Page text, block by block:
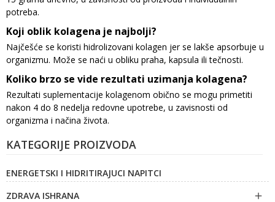
KATEGORIJE PROIZVODA
ENERGETSKI I HIDRITIRAJUCI NAPITCI
ZDRAVA ISHRANA

potreba.
Koji oblik kolagena je najbolji?
Najčešće se koristi hidrolizovani kolagen jer se lakše apsorbuje u
organizmu. Može se naći u obliku praha, kapsula ili tečnosti.
Koliko brzo se vide rezultati uzimanja kolagena?
Rezultati suplementacije kolagenom obično se mogu primetiti
nakon 4 do 8 nedelja redovne upotrebe, u zavisnosti od
organizma i načina života.